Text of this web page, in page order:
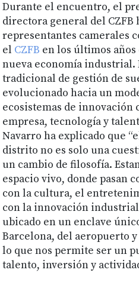
Durante el encuentro, el
directora general del CZFB
representantes camerales
el CZFB en los últimos
nueva economía industrial.
tradicional de gestión de
evolucionado hacia un
ecosistemas de innovación
empresa, tecnología y
Navarro ha explicado que
distrito no es solo una
un cambio de filosofía.
espacio vivo, donde pasan
con la cultura, el
con la innovación
ubicado en un enclave
Barcelona, del aeropuerto
lo que nos permite ser un
talento, inversión y